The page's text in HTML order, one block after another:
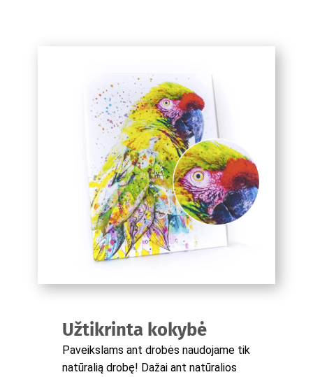
Užtikrinta kokybė
Paveikslams ant drobės naudojame tik
natūralią drobę! Dažai ant natūralios